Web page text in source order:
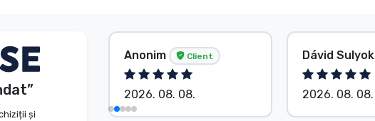
și
Client Anonim Client
2026. 08. 08.
Dávid Sulyok
2026. 08. 08.